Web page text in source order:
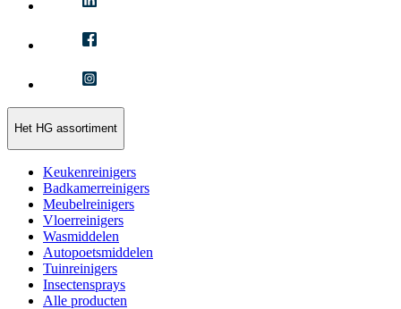
Het HG assortiment
Keukenreinigers
Badkamerreinigers
Meubelreinigers
Vloerreinigers
Wasmiddelen
Autopoetsmiddelen
Tuinreinigers
Insectensprays
Alle producten